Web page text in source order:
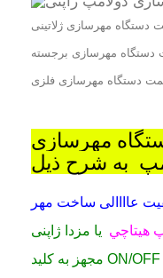
دستگاه مهرسازی ژلاتینی
دستگاه مهرسازی برجسته
دستگاه مهرسازی فلزی
مهرسازی
به شرح ذیل
عاااالی ساخت مهر
هيتاچي یا مزدا ژاپنی
مجهز به کلید ON/OFF